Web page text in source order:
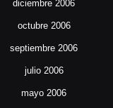
diciembre 2006
octubre 2006
septiembre 2006
julio 2006
mayo 2006